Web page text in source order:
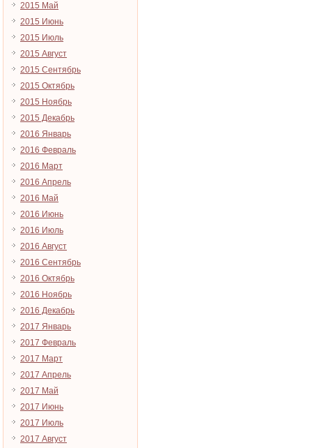
2015 Май
2015 Июнь
2015 Июль
2015 Август
2015 Сентябрь
2015 Октябрь
2015 Ноябрь
2015 Декабрь
2016 Январь
2016 Февраль
2016 Март
2016 Апрель
2016 Май
2016 Июнь
2016 Июль
2016 Август
2016 Сентябрь
2016 Октябрь
2016 Ноябрь
2016 Декабрь
2017 Январь
2017 Февраль
2017 Март
2017 Апрель
2017 Май
2017 Июнь
2017 Июль
2017 Август